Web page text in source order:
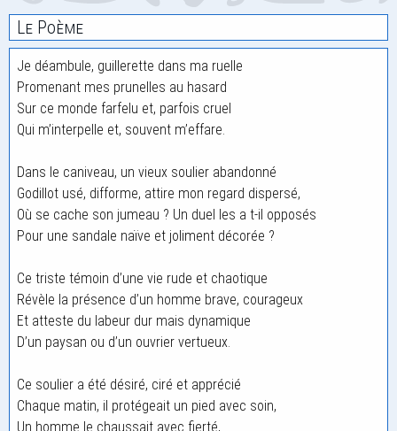
Le Poème
Je déambule, guillerette dans ma ruelle
Promenant mes prunelles au hasard
Sur ce monde farfelu et, parfois cruel
Qui m’interpelle et, souvent m’effare.
Dans le caniveau, un vieux soulier abandonné
Godillot usé, difforme, attire mon regard dispersé,
Où se cache son jumeau ? Un duel les a t-il opposés
Pour une sandale naïve et joliment décorée ?
Ce triste témoin d’une vie rude et chaotique
Révèle la présence d’un homme brave, courageux
Et atteste du labeur dur mais dynamique
D’un paysan ou d’un ouvrier vertueux.
Ce soulier a été désiré, ciré et apprécié
Chaque matin, il protégeait un pied avec soin,
Un homme le chaussait avec fierté,